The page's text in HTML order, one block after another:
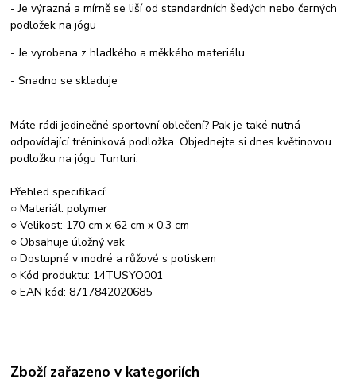
- Je výrazná a mírně se liší od standardních šedých nebo černých
podložek na jógu
- Je vyrobena z hladkého a měkkého materiálu
- Snadno se skladuje
Máte rádi jedinečné sportovní oblečení? Pak je také nutná
odpovídající tréninková podložka. Objednejte si dnes květinovou
podložku na jógu Tunturi.
Přehled specifikací:
○ Materiál: polymer
○ Velikost: 170 cm x 62 cm x 0.3 cm
○ Obsahuje úložný vak
○ Dostupné v modré a růžové s potiskem
○ Kód produktu: 14TUSYO001
○ EAN kód: 8717842020685
Zboží zařazeno v kategoriích